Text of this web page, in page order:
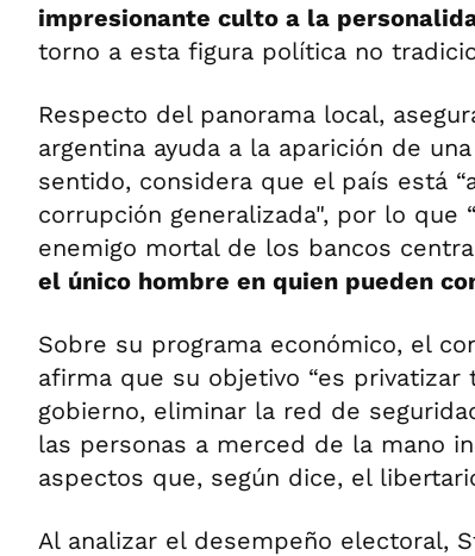
impresionante culto a la
torno a esta figura política no
Respecto del panorama local,
argentina ayuda a la aparición de
sentido, considera que el país está
corrupción generalizada", por lo que
enemigo mortal de los bancos
el único hombre en quien pueden
Sobre su programa económico, el
afirma que su objetivo “es
gobierno, eliminar la red de
las personas a merced de la mano
aspectos que, según dice, el
Al analizar el desempeño electoral,